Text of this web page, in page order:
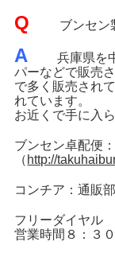
Q ブンセン
A
兵庫県を
パーなどで販売
で多く販売され
れています。
お近くで手に入
ブンセン卓配便
（ http://
コンチア：通販
フリーダイヤル
営業時間８：３